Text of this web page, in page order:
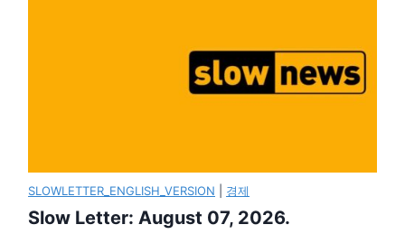
SLOWLETTER_ENGLISH_VERSION 경제
Slow Letter: August 07, 2026.